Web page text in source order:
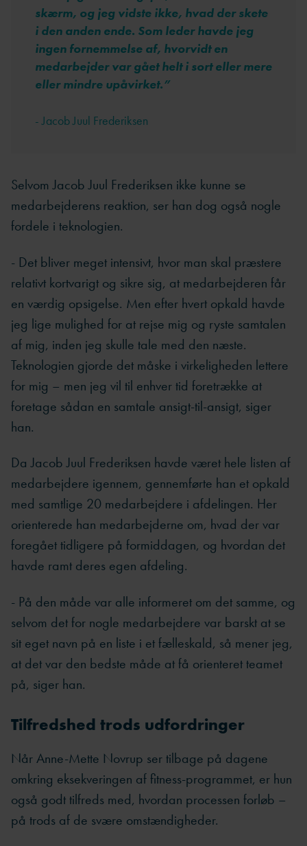
skærm, og jeg vidste ikke, hvad der skete
i den anden ende. Som leder havde jeg
ingen fornemmelse af, hvorvidt en
medarbejder var gået helt i sort eller mere
eller mindre upåvirket.”
- Jacob Juul Frederiksen
Selvom Jacob Juul Frederiksen ikke kunne se
medarbejderens reaktion, ser han dog også nogle
fordele i teknologien.
- Det bliver meget intensivt, hvor man skal præstere
relativt kortvarigt og sikre sig, at medarbejderen får
en værdig opsigelse. Men efter hvert opkald havde
jeg lige mulighed for at rejse mig og ryste samtalen
af mig, inden jeg skulle tale med den næste.
Teknologien gjorde det måske i virkeligheden lettere
for mig – men jeg vil til enhver tid foretrække at
foretage sådan en samtale ansigt-til-ansigt, siger
han.
Da Jacob Juul Frederiksen havde været hele listen af
medarbejdere igennem, gennemførte han et opkald
med samtlige 20 medarbejdere i afdelingen. Her
orienterede han medarbejderne om, hvad der var
foregået tidligere på formiddagen, og hvordan det
havde ramt deres egen afdeling.
- På den måde var alle informeret om det samme, og
selvom det for nogle medarbejdere var barskt at se
sit eget navn på en liste i et fælleskald, så mener jeg,
at det var den bedste måde at få orienteret teamet
på, siger han.
Tilfredshed trods udfordringer
Når Anne-Mette Novrup ser tilbage på dagene
omkring eksekveringen af fitness-programmet, er hun
også godt tilfreds med, hvordan processen forløb –
på trods af de svære omstændigheder.